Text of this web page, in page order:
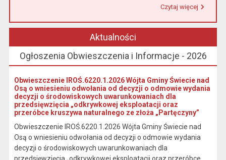
Czytaj więcej
Aktualności
Ogłoszenia Obwieszczenia i Informacje - 2026
Obwieszczenie IROŚ.6220.1.2026 Wójta Gminy Świecie nad
Osą o wniesieniu odwołania od decyzji o odmowie wydania
decyzji o środowiskowych uwarunkowaniach dla
przedsięwzięcia „odkrywkowej eksploatacji oraz
przeróbce kruszywa naturalnego ze złoża „Partęczyny”
Obwieszczenie IROŚ.6220.1.2026 Wójta Gminy Świecie nad
Osą o wniesieniu odwołania od decyzji o odmowie wydania
decyzji o środowiskowych uwarunkowaniach dla
przedsięwzięcia „odkrywkowej eksploatacji oraz przeróbce